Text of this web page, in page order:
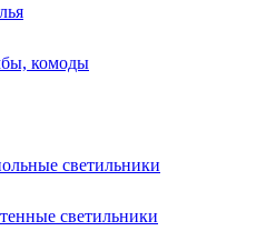
комоды
светильники
светильники